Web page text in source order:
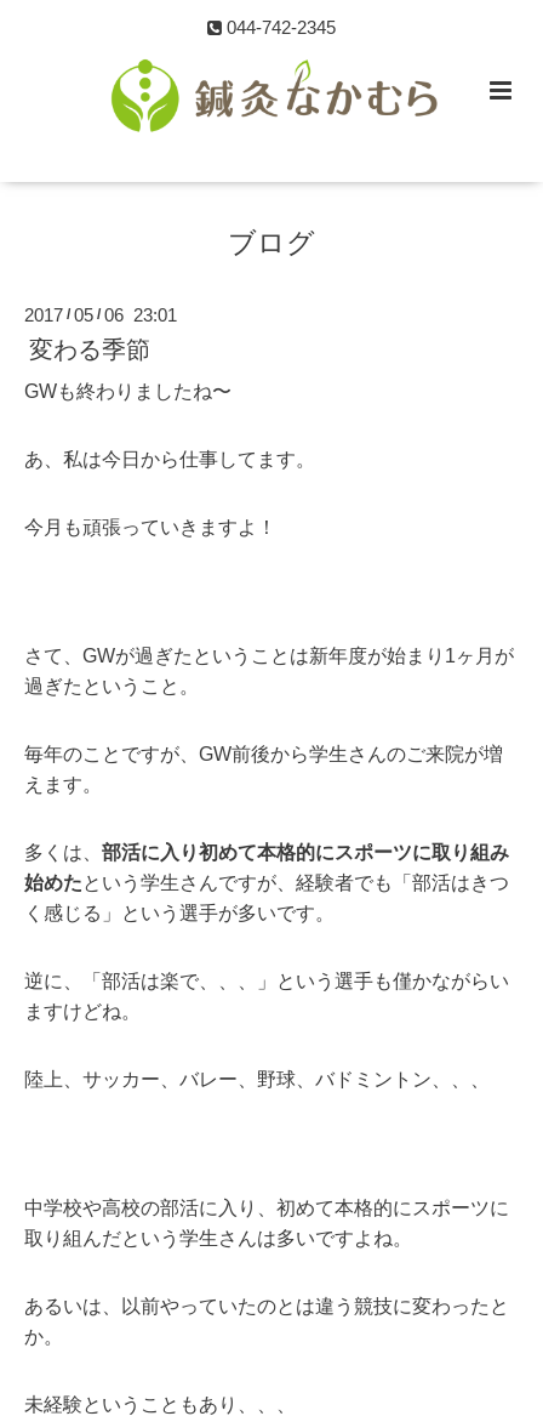
044-742-2345
ブログ
2017 /05 /06 23:01
変わる季節
GWも終わりましたね〜
あ、私は今日から仕事してます。
今月も頑張っていきますよ！
さて、GWが過ぎたということは新年度が始まり1ヶ月が
過ぎたということ。
毎年のことですが、GW前後から学生さんのご来院が増
えます。
多くは、 部活に入り初めて本格的にスポーツに取り組み
始めたという学生さんですが、経験者でも「部活はきつ
く感じる」という選手が多いです。
逆に、「部活は楽で、、、」という選手も僅かながらい
ますけどね。
陸上、サッカー、バレー、野球、バドミントン、、、
中学校や高校の部活に入り、初めて本格的にスポーツに
取り組んだという学生さんは多いですよね。
あるいは、以前やっていたのとは違う競技に変わったと
か。
未経験ということもあり、、、